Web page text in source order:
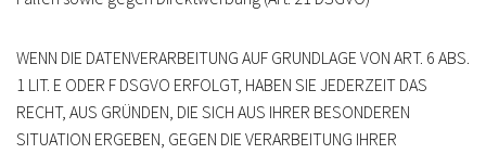
WENN DIE DATENVERARBEITUNG AUF GRUNDLAGE VON ART. 6 ABS.
1 LIT. E ODER F DSGVO ERFOLGT, HABEN SIE JEDERZEIT DAS
RECHT, AUS GRÜNDEN, DIE SICH AUS IHRER BESONDEREN
SITUATION ERGEBEN, GEGEN DIE VERARBEITUNG IHRER